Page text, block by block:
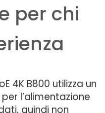
per chi
4K B800 utilizza un
l’alimentazione
quindi non